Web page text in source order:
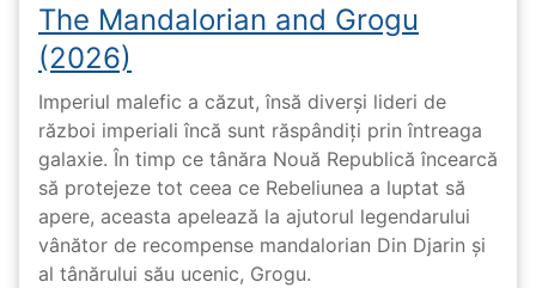
The Mandalorian and Grogu
(2026)
Imperiul malefic a căzut, însă diverși lideri de
război imperiali încă sunt răspândiți prin întreaga
galaxie. În timp ce tânăra Nouă Republică încearcă
să protejeze tot ceea ce Rebeliunea a luptat să
apere, aceasta apelează la ajutorul legendarului
vânător de recompense mandalorian Din Djarin și
al tânărului său ucenic, Grogu.